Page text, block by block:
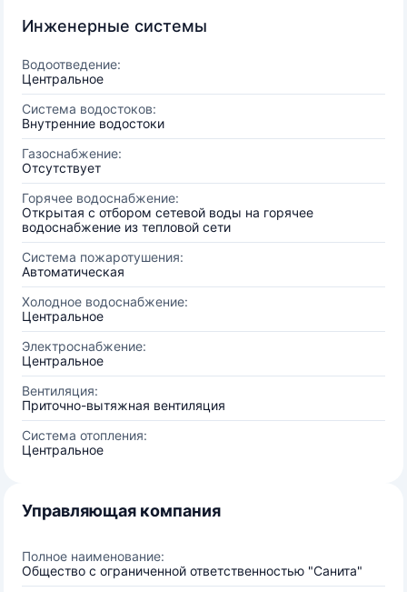
Инженерные системы
Водоотведение:
Центральное
Система водостоков:
Внутренние водостоки
Газоснабжение:
Отсутствует
Горячее водоснабжение:
Открытая с отбором сетевой воды на горячее
водоснабжение из тепловой сети
Система пожаротушения:
Автоматическая
Холодное водоснабжение:
Центральное
Электроснабжение:
Центральное
Вентиляция:
Приточно-вытяжная вентиляция
Система отопления:
Центральное
Управляющая компания
Полное наименование:
Общество с ограниченной ответственностью "Санита"